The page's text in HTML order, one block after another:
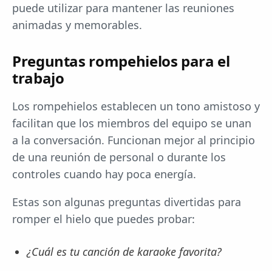
puede utilizar para mantener las reuniones
animadas y memorables.
Preguntas rompehielos para el
trabajo
Los rompehielos establecen un tono amistoso y
facilitan que los miembros del equipo se unan
a la conversación. Funcionan mejor al principio
de una reunión de personal o durante los
controles cuando hay poca energía.
Estas son algunas preguntas divertidas para
romper el hielo que puedes probar:
¿Cuál es tu canción de karaoke favorita?